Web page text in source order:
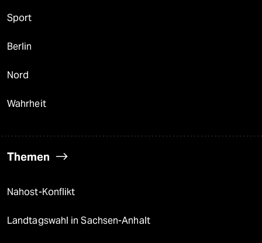
Sport
Berlin
Nord
Wahrheit
Themen
Nahost-Konflikt
Landtagswahl in Sachsen-Anhalt